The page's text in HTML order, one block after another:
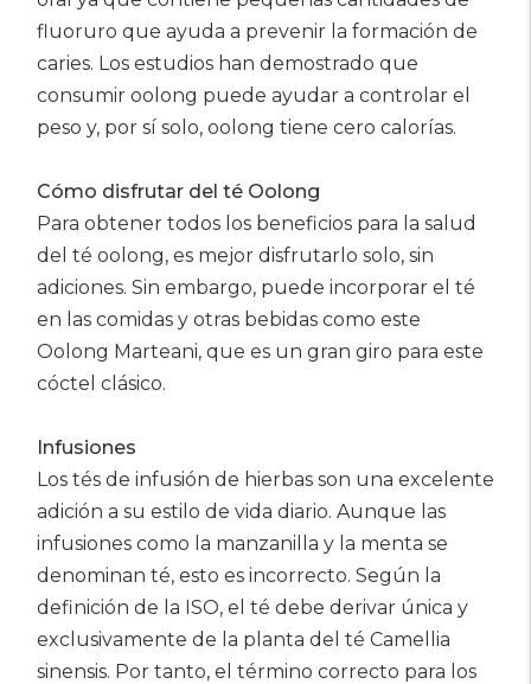
fluoruro que ayuda a prevenir la formación de
caries. Los estudios han demostrado que
consumir oolong puede ayudar a controlar el
peso y, por sí solo, oolong tiene cero calorías.
Cómo disfrutar del té Oolong
Para obtener todos los beneficios para la salud
del té oolong, es mejor disfrutarlo solo, sin
adiciones. Sin embargo, puede incorporar el té
en las comidas y otras bebidas como este
Oolong Marteani, que es un gran giro para este
cóctel clásico.
Infusiones
Los tés de infusión de hierbas son una excelente
adición a su estilo de vida diario. Aunque las
infusiones como la manzanilla y la menta se
denominan té, esto es incorrecto. Según la
definición de la ISO, el té debe derivar única y
exclusivamente de la planta del té Camellia
sinensis. Por tanto, el término correcto para los